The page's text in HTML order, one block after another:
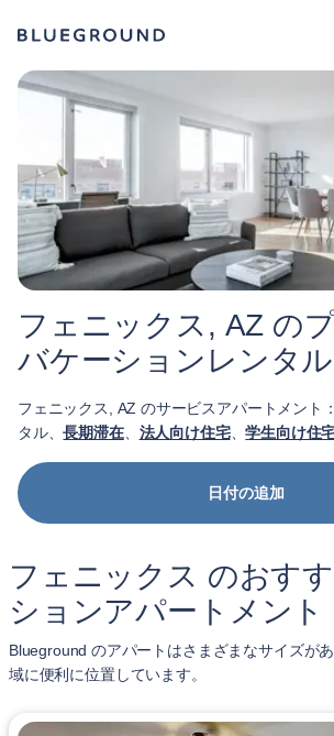
フェニックス, AZ の
バケーションレンタル
フェニックス, AZ のサービスアパートメント
タル、長期滞在、 法人向け住宅、学生向け住
日付の追加
フェニックス のおす
ションアパートメント
Blueground のアパートはさまざまなサイズが
域に便利に位置しています。